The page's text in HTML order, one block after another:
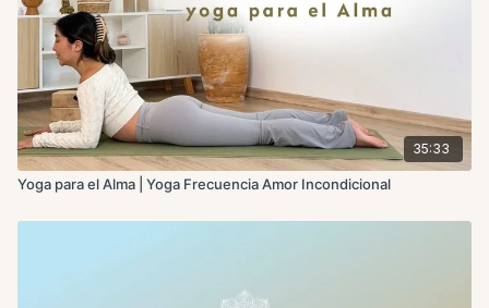
35:33
Yoga para el Alma | Yoga Frecuencia Amor Incondicional